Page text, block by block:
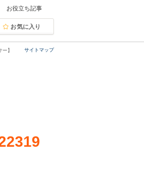
お役立ち記事
お気に入り
サイトマップ
】